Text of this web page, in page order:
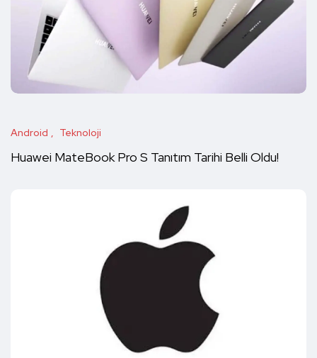
Android Teknoloji
Huawei MateBook Pro S Tanıtım Tarihi Belli Oldu!